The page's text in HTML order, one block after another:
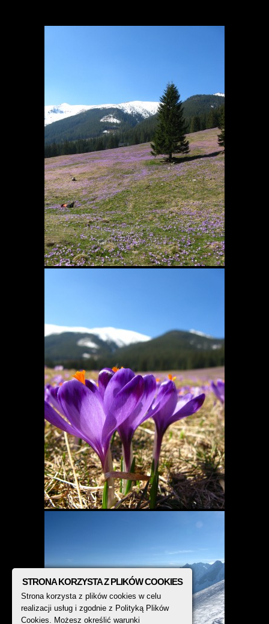
STRONA KORZYSTA Z PLIKÓW COOKIES
Strona korzysta z plików cookies w celu
realizacji usług i zgodnie z Polityką Plików
Cookies. Możesz określić warunki